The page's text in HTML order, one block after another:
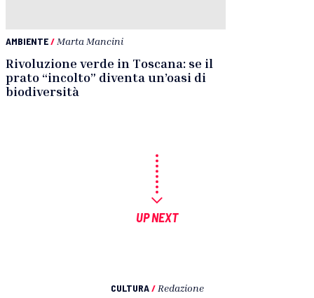
AMBIENTE/ Marta Mancini
Rivoluzione verde in Toscana: se il
prato “incolto” diventa un’oasi di
biodiversità
UP NEXT
CULTURA / Redazione